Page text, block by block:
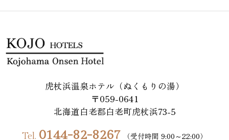
虎杖浜温泉ホテル（ぬくもりの湯）
〒059-0641
北海道白老郡白老町虎杖浜73-5
Tel. 0144-82-8267 （受付時間 9:00～22:00）